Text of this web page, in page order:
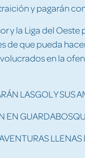
y pagarán
y la Liga del
de que pueda
en la
LASGOL Y SUS
EN